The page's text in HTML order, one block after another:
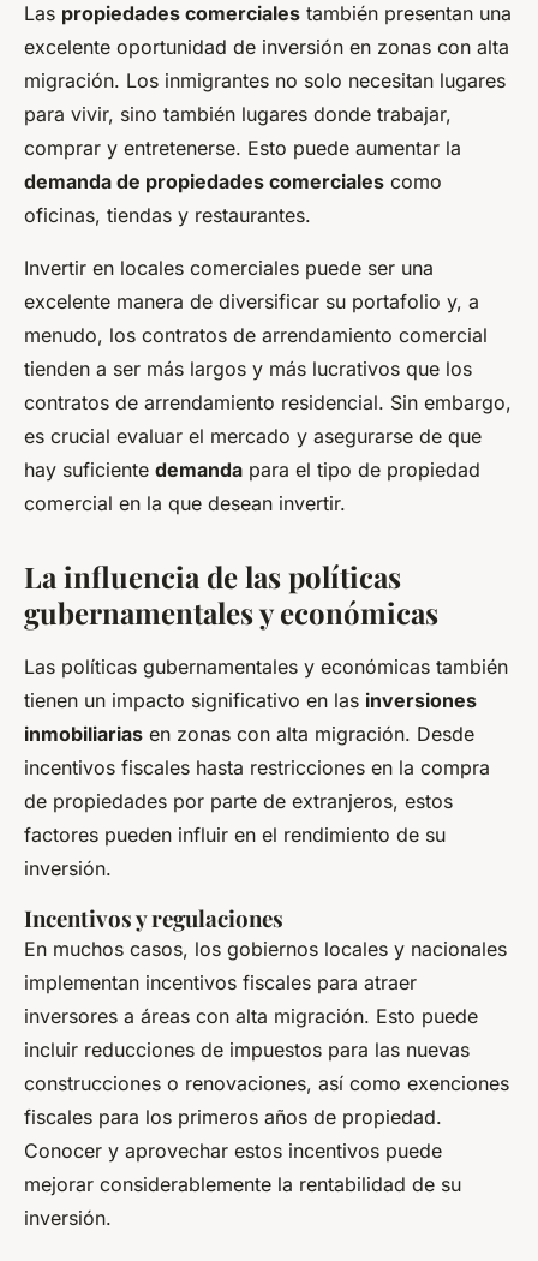
Las propiedades comerciales también presentan una
excelente oportunidad de inversión en zonas con alta
migración. Los inmigrantes no solo necesitan lugares
para vivir, sino también lugares donde trabajar,
comprar y entretenerse. Esto puede aumentar la
demanda de propiedades comerciales como
oficinas, tiendas y restaurantes.
Invertir en locales comerciales puede ser una
excelente manera de diversificar su portafolio y, a
menudo, los contratos de arrendamiento comercial
tienden a ser más largos y más lucrativos que los
contratos de arrendamiento residencial. Sin embargo,
es crucial evaluar el mercado y asegurarse de que
hay suficiente demanda para el tipo de propiedad
comercial en la que desean invertir.
La influencia de las políticas
gubernamentales y económicas
Las políticas gubernamentales y económicas también
tienen un impacto significativo en las inversiones
inmobiliarias en zonas con alta migración. Desde
incentivos fiscales hasta restricciones en la compra
de propiedades por parte de extranjeros, estos
factores pueden influir en el rendimiento de su
inversión.
Incentivos y regulaciones
En muchos casos, los gobiernos locales y nacionales
implementan incentivos fiscales para atraer
inversores a áreas con alta migración. Esto puede
incluir reducciones de impuestos para las nuevas
construcciones o renovaciones, así como exenciones
fiscales para los primeros años de propiedad.
Conocer y aprovechar estos incentivos puede
mejorar considerablemente la rentabilidad de su
inversión.